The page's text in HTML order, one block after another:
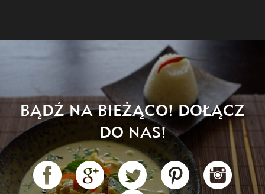
BĄDŹ NA BIEŻĄCO! DOŁĄCZ
DO NAS!